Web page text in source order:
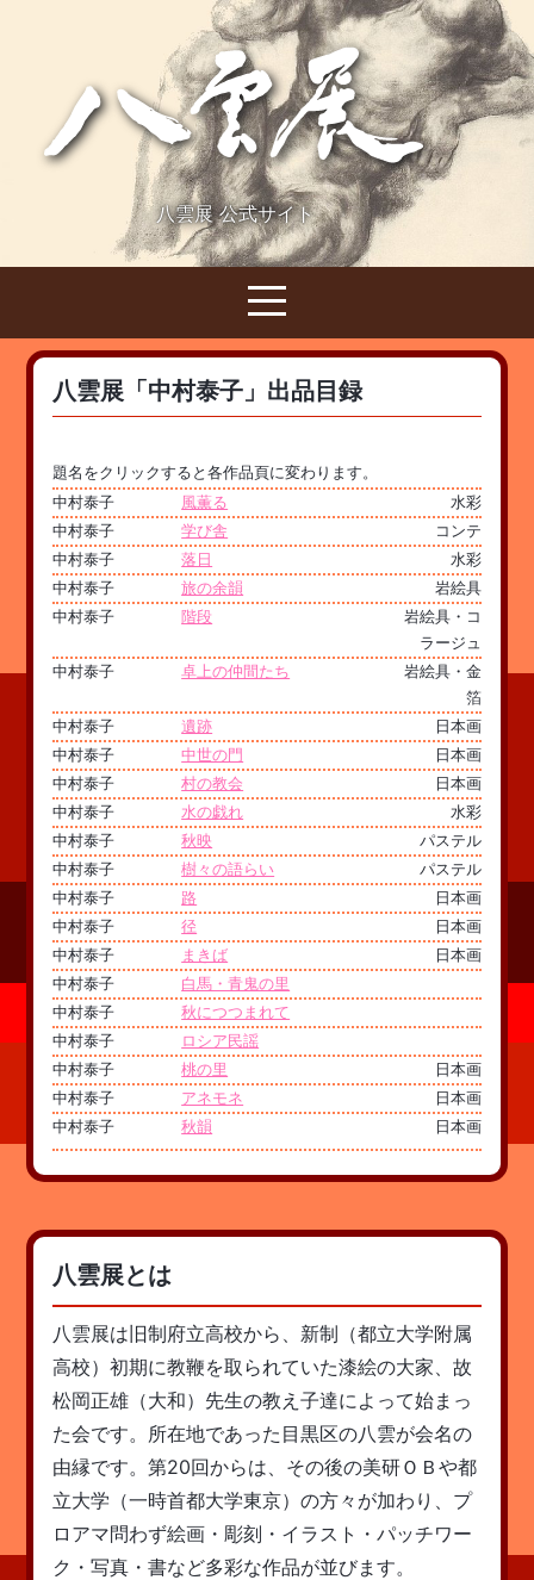
八雲展 公式サイト
八雲展「中村泰子」出品目録
題名をクリックすると各作品頁に変わります。
中村泰子
風薫る
水彩
中村泰子
学び舎
コンテ
中村泰子
落日
水彩
中村泰子
旅の余韻
岩絵具
中村泰子
階段
岩絵具・コ
ラージュ
中村泰子
卓上の仲間たち
岩絵具・金
箔
中村泰子
遺跡
日本画
中村泰子
中世の門
日本画
中村泰子
村の教会
日本画
中村泰子
水の戯れ
水彩
中村泰子
秋映
パステル
中村泰子
樹々の語らい
パステル
中村泰子
路
日本画
中村泰子
径
日本画
中村泰子
まきば
日本画
中村泰子
白馬・青鬼の里
中村泰子
秋につつまれて
中村泰子
ロシア民謡
中村泰子
桃の里
日本画
中村泰子
アネモネ
日本画
中村泰子
秋韻 日本画
八雲展とは
八雲展は旧制府立高校から、新制（都立大学附属
高校）初期に教鞭を取られていた漆絵の大家、故
松岡正雄（大和）先生の教え子達によって始まっ
た会です。所在地であった目黒区の八雲が会名の
由縁です。第20回からは、その後の美研ＯＢや都
立大学（一時首都大学東京）の方々が加わり、プ
ロアマ問わず絵画・彫刻・イラスト・パッチワー
ク・写真・書など多彩な作品が並びます。